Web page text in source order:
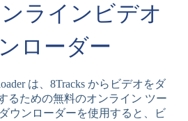
ンラインビデオ
ローダー
は、8Tracks からビデオをダ
るための無料のオンライン ツー
ウンローダーを使用すると、ビ